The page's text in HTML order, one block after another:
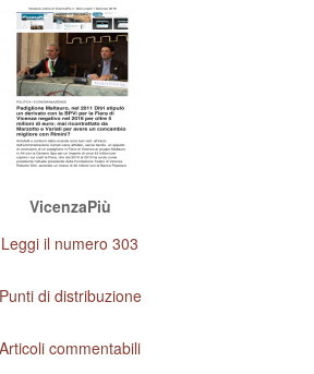
VicenzaPiù
Leggi il numero 303
Punti di distribuzione
Articoli commentabili